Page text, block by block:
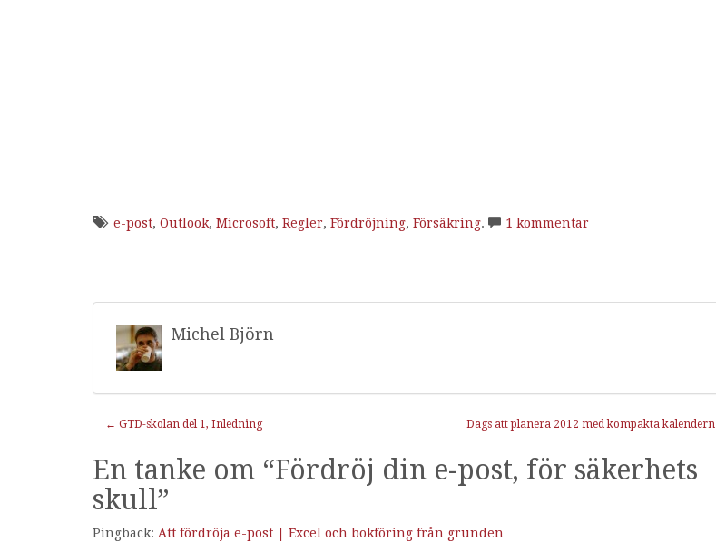
e-post, Outlook, Microsoft, Regler, Fördröjning, Försäkring. 1 kommentar
Michel Björn
Inläggnavigering
← GTD-skolan del 1, Inledning Dags att planera 2012 med kompakta kalendern
En tanke om “Fördröj din e-post, för säkerhets
skull”
Pingback: Att fördröja e-post | Excel och bokföring från grunden